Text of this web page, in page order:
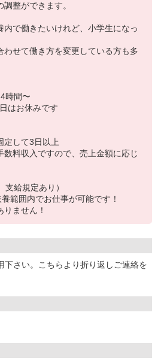
整ができます。
で働きたいけれど、小学生になっ
わせて働き方を変更している方も多
時間〜
はお休みです
定して3日以上
数料収入ですので、売上金額に応じ
支給規定あり）
範囲内でお仕事が可能です！
りません！
下さい。こちらより折り返しご連絡を